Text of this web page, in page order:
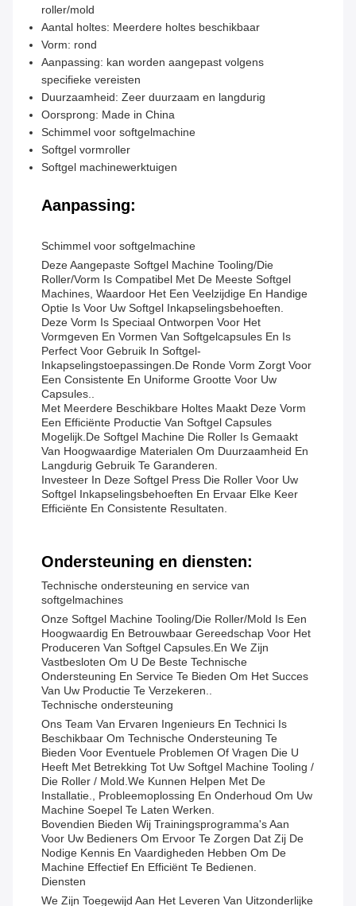
roller/mold
Aantal holtes: Meerdere holtes beschikbaar
Vorm: rond
Aanpassing: kan worden aangepast volgens
specifieke vereisten
Duurzaamheid: Zeer duurzaam en langdurig
Oorsprong: Made in China
Schimmel voor softgelmachine
Softgel vormroller
Softgel machinewerktuigen
Aanpassing:
Schimmel voor softgelmachine
Deze Aangepaste Softgel Machine Tooling/die
Roller/vorm Is Compatibel Met De Meeste Softgel
Machines, Waardoor Het Een Veelzijdige En Handige
Optie Is Voor Uw Softgel Inkapselingsbehoeften.
Deze Vorm Is Speciaal Ontworpen Voor Het
Vormgeven En Vormen Van Softgelcapsules En Is
Perfect Voor Gebruik In Softgel-
Inkapselingstoepassingen.De Ronde Vorm Zorgt Voor
Een Consistente En Uniforme Grootte Voor Uw
Capsules..
Met Meerdere Beschikbare Holtes Maakt Deze Vorm
Een Efficiënte Productie Van Softgel Capsules
Mogelijk.De Softgel Machine Die Roller Is Gemaakt
Van Hoogwaardige Materialen Om Duurzaamheid En
Langdurig Gebruik Te Garanderen.
Investeer In Deze Softgel Press Die Roller Voor Uw
Softgel Inkapselingsbehoeften En Ervaar Elke Keer
Efficiënte En Consistente Resultaten.
Ondersteuning en diensten:
Technische ondersteuning en service van
softgelmachines
Onze Softgel Machine Tooling/Die Roller/Mold Is Een
Hoogwaardig En Betrouwbaar Gereedschap Voor Het
Produceren Van Softgel Capsules.En We Zijn
Vastbesloten Om U De Beste Technische
Ondersteuning En Service Te Bieden Om Het Succes
Van Uw Productie Te Verzekeren..
Technische ondersteuning
Ons Team Van Ervaren Ingenieurs En Technici Is
Beschikbaar Om Technische Ondersteuning Te
Bieden Voor Eventuele Problemen Of Vragen Die U
Heeft Met Betrekking Tot Uw Softgel Machine Tooling /
Die Roller / Mold.We Kunnen Helpen Met De
Installatie., Probleemoplossing En Onderhoud Om Uw
Machine Soepel Te Laten Werken.
Bovendien Bieden Wij Trainingsprogramma's Aan
Voor Uw Bedieners Om Ervoor Te Zorgen Dat Zij De
Nodige Kennis En Vaardigheden Hebben Om De
Machine Effectief En Efficiënt Te Bedienen.
Diensten
We Zijn Toegewijd Aan Het Leveren Van Uitzonderlijke